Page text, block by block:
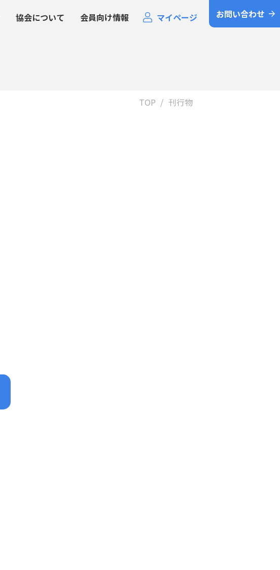
協会について 会員向け情報 マイページ お問い合わせ
TOP 刊行物